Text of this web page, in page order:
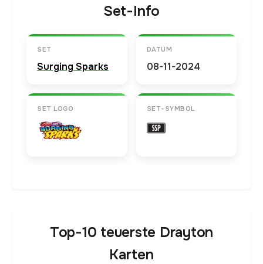
Set-Info
SET
Surging Sparks
DATUM
08-11-2024
SET LOGO SET-SYMBOL
Top-10 teuerste Drayton
Karten